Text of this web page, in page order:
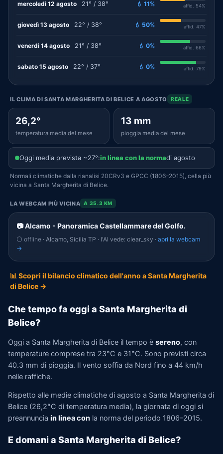
mercoledì 12 agosto 21° / 38° 💧 11% affid. 54%
giovedì 13 agosto 22° / 38° 💧 50% affid. 47%
venerdì 14 agosto 21° / 38° 💧 0% affid. 66%
sabato 15 agosto 22° / 37° 💧 0% affid. 79%
IL CLIMA DI SANTA MARGHERITA DI BELICE A AGOSTO REALE
26,2°
temperatura media del mese
13 mm
pioggia media del mese
Oggi media prevista ~27°:in linea con la normadi agosto
Normali climatiche dalla rianalisi 20CRv3 e GPCC (1806–2015), cella più
vicina a Santa Margherita di Belice.
LA WEBCAM PIÙ VICINA A 35.3 KM
📷 Alcamo - Panoramica Castellammare del Golfo.
⚪ offline · Alcamo, Sicilia TP · l'AI vede: clear_sky · apri la webcam
→
📊 Scopri il bilancio climatico dell'anno a Santa Margherita
di Belice →
Che tempo fa oggi a Santa Margherita di
Belice?
Oggi a Santa Margherita di Belice il tempo è sereno, con
temperature comprese tra 23°C e 31°C. Sono previsti circa
40.3 mm di pioggia. Il vento soffia da Nord fino a 44 km/h
nelle raffiche.
Rispetto alle medie climatiche di agosto a Santa Margherita di
Belice (26,2°C di temperatura media), la giornata di oggi si
preannuncia in linea con la norma del periodo 1806–2015.
E domani a Santa Margherita di Belice?